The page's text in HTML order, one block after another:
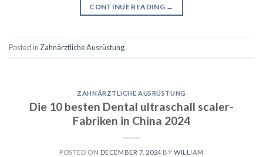
CONTINUE READING →
Posted in Zahnärztliche Ausrüstung
ZAHNÄRZTLICHE AUSRÜSTUNG
Die 10 besten Dental ultraschall scaler-
Fabriken in China 2024
POSTED ON DECEMBER 7, 2024 BY WILLIAM